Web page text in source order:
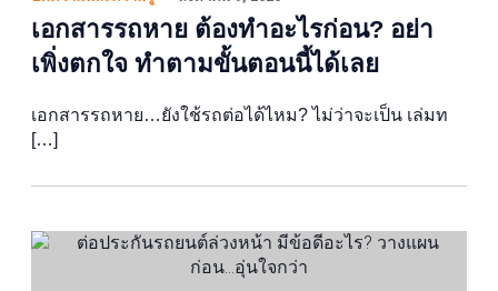
เอกสารรถหาย ต้องทำอะไรก่อน? อย่า
เพิ่งตกใจ ทำตามขั้นตอนนี้ได้เลย
เอกสารรถหาย…ยังใช้รถต่อได้ไหม? ไม่ว่าจะเป็น เล่มท
[…]